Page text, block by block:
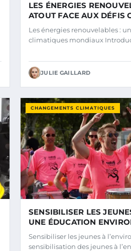
LES ÉNERGIES
ATOUT FACE AUX DÉFIS
MONDIAUX
Les énergies renouvelables :
climatiques mondiaux
JULIE GAILLARD
CHANGEMENTS CLIMATIQUES
SENSIBILISER LES
UNE ÉDUCATION
EFFICACE
Sensibiliser les jeunes à
sensibilisation des jeunes à